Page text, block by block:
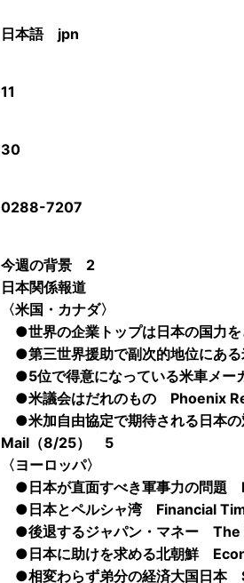
日本語 jpn
11
30
0288-7207
今週の背景 2
日本関係報道
〈米国・カナダ〉
●世界の企業トップは日本の国
●第三世界援助で副次的地位に
●5位で得意になっている米車メ
●米議会はだれのもの Phoenix
●米加自由協定で期待される日本
Mail（8/25） 5
〈ヨーロッパ〉
●日本が直面すべき軍事力の問
●日本とペルシャ湾 Financial
●後退するジャパン・マネー
●日本に助けを求める北朝鮮
●相変わらず弟分の経済大国日